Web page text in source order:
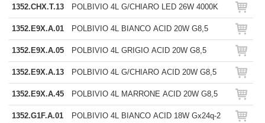
1352.CHX.T.13 POLBIVIO 4L G/CHIARO LED 26W 4000K
1352.E9X.A.01 POLBIVIO 4L BIANCO ACID 20W G8,5
1352.E9X.A.05 POLBIVIO 4L GRIGIO ACID 20W G8,5
1352.E9X.A.13 POLBIVIO 4L G/CHIARO ACID 20W G8,5
1352.E9X.A.45 POLBIVIO 4L MARRONE ACID 20W G8,5
1352.G1F.A.01 POLBIVIO 4L BIANCO ACID 18W Gx24q-2